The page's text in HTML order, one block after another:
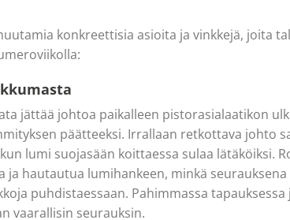
konkreettisia asioita ja vinkkejä, joita
jättää johtoa paikalleen pistorasialaatikon
päätteeksi. Irrallaan retkottava johto
lumi suojasään koittaessa sulaa lätäköiksi.
hautautua lumihankeen, minkä seurauksena
puhdistaessaan. Pahimmassa
vaarallisin seurauksin.